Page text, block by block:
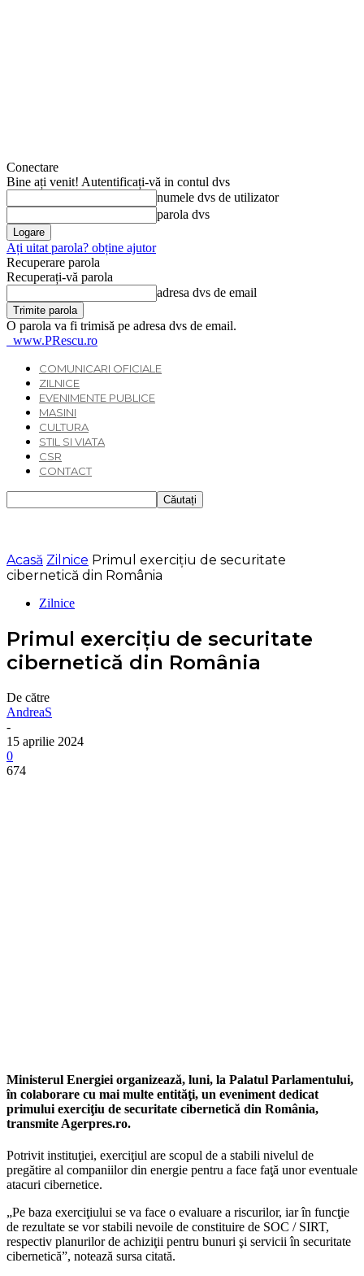
Conectare
Bine ați venit! Autentificați-vă in contul dvs
numele dvs de utilizator
parola dvs
Ați uitat parola? obține ajutor
Recuperare parola
Recuperați-vă parola
adresa dvs de email
O parola va fi trimisă pe adresa dvs de email.
www.PRescu.ro
COMUNICARI OFICIALE
ZILNICE
EVENIMENTE PUBLICE
MASINI
CULTURA
STIL SI VIATA
CSR
CONTACT
Acasă Zilnice Primul exerciţiu de securitate
cibernetică din România
Zilnice
Primul exerciţiu de securitate
cibernetică din România
De către
AndreaS
-
15 aprilie 2024
0
674
Ministerul Energiei organizează, luni, la Palatul Parlamentului,
în colaborare cu mai multe entităţi, un eveniment dedicat
primului exerciţiu de securitate cibernetică din România,
transmite Agerpres.ro.
Potrivit instituţiei, exerciţiul are scopul de a stabili nivelul de
pregătire al companiilor din energie pentru a face faţă unor eventuale
atacuri cibernetice.
„Pe baza exerciţiului se va face o evaluare a riscurilor, iar în funcţie
de rezultate se vor stabili nevoile de constituire de SOC / SIRT,
respectiv planurilor de achiziţii pentru bunuri şi servicii în securitate
cibernetică”, notează sursa citată.